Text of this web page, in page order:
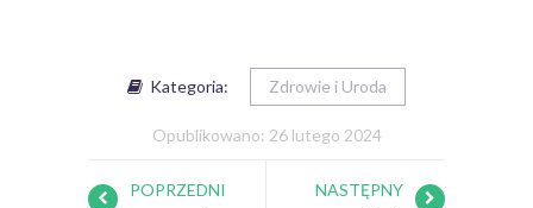
Kategoria: Zdrowie i Uroda
Opublikowano: 26 lutego 2024
POPRZEDNI
NASTĘPNY